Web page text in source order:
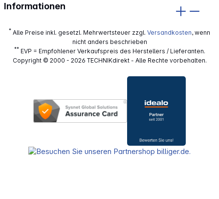
Informationen
* Alle Preise inkl. gesetzl. Mehrwertsteuer zzgl. Versandkosten, wenn
nicht anders beschrieben
**EVP = Empfohlener Verkaufspreis des Herstellers / Lieferanten.
Copyright © 2000 - 2026 TECHNIKdirekt - Alle Rechte vorbehalten.